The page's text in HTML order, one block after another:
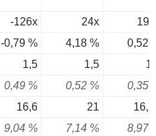
-126x 24x
-0,79 % 4,18 %
0,52
1,5 1,5
0,49 % 0,52 %
0,35
16,6 21
9,04 % 7,14 %
8,97